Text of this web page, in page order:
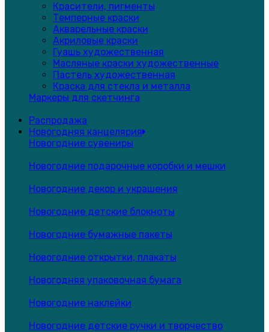
Красители, пигменты
Темперные краски
Акварельные краски
Акриловые краски
Гуашь художественная
Масляные краски художественные
Пастель художественная
Краска для стекла и металла
Маркеры для скетчинга
Распродажа
Новогодняя канцелярия
Новогодние сувениры
Новогодние подарочные коробки и мешки
Новогодние декор и украшения
Новогодние детские блокноты
Новогодние бумажные пакеты
Новогодние открытки, плакаты
Новогодняя упаковочная бумага
Новогодние наклейки
Новогодние детские ручки и творчество